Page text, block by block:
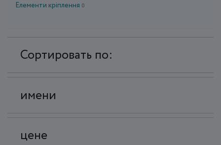
Елементи кріплення 0
Сортировать по:
имени
цене